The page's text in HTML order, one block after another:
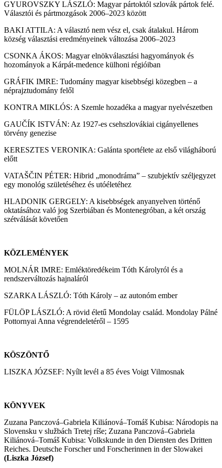
GYUROVSZKY LÁSZLÓ: Magyar pártoktól szlovák pártok felé.
Választói és pártmozgások 2006–2023 között
BAKI ATTILA: A választó nem vész el, csak átalakul. Három
község választási eredményeinek változása 2006–2023
CSONKA ÁKOS: Magyar elnökválasztási hagyományok és
hozományok a Kárpát-medence külhoni régióiban
GRÁFIK IMRE: Tudomány magyar kisebbségi közegben – a
néprajztudomány felől
KONTRA MIKLÓS: A Szemle hozadéka a magyar nyelvészetben
GAUČÍK ISTVÁN: Az 1927-es csehszlovákiai cigányellenes
törvény genezise
KERESZTES VERONIKA: Galánta sportélete az első világháború
előtt
VATAŠČIN PÉTER: Hibrid „monodráma” – szubjektív széljegyzet
egy monológ születéséhez és utóéletéhez
HLADONIK GERGELY: A kisebbségek anyanyelven történő
oktatásához való jog Szerbiában és Montenegróban, a két ország
szétválását követően
KÖZLEMÉNYEK
MOLNÁR IMRE: Emléktöredékeim Tóth Károlyról és a
rendszerváltozás hajnaláról
SZARKA LÁSZLÓ: Tóth Károly – az autonóm ember
FÜLÖP LÁSZLÓ: A rövid életű Mondolay család. Mondolay Pálné
Pottornyai Anna végrendeletéről – 1595
KÖSZÖNTŐ
LISZKA JÓZSEF: Nyílt levél a 85 éves Voigt Vilmosnak
KÖNYVEK
Zuzana Panczová–Gabriela Kiliánová–Tomáš Kubisa: Národopis na
Slovensku v službách Tretej ríše; Zuzana Panczová–Gabriela
Kiliánová–Tomáš Kubisa: Volkskunde in den Diensten des Dritten
Reiches. Deutsche Forscher und Forscherinnen in der Slowakei
(Liszka József)